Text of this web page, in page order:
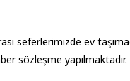
seferlerimizde ev
sözleşme